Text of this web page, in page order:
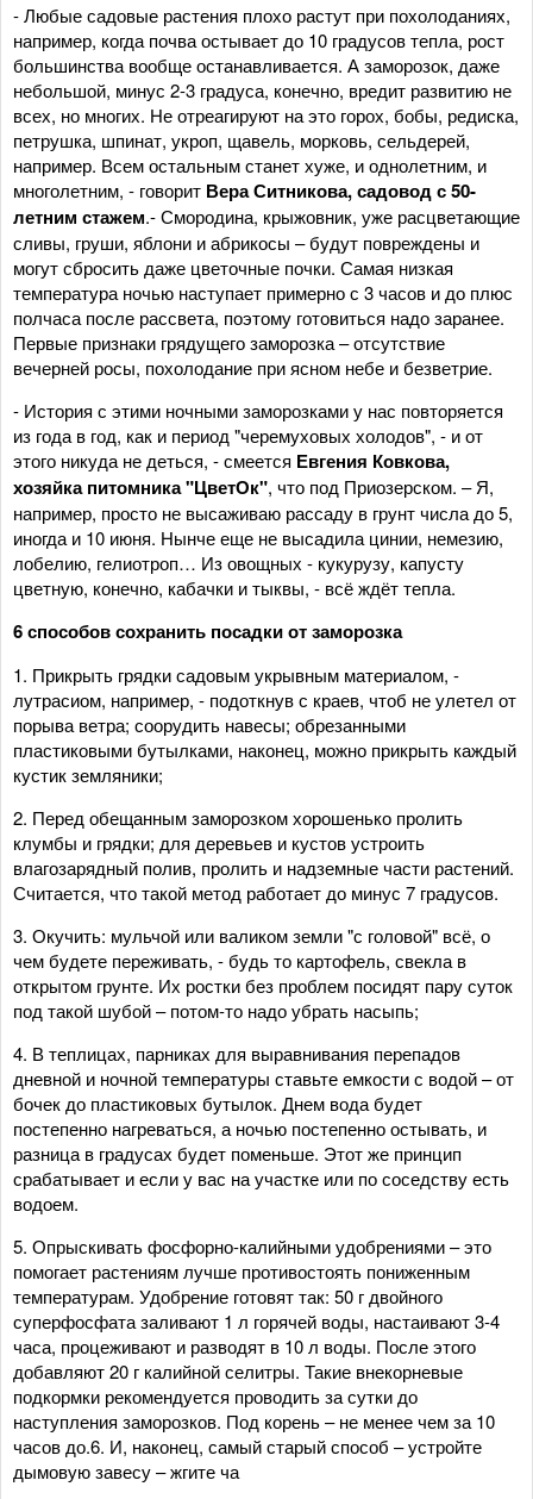
- Любые садовые растения плохо растут при похолоданиях,
например, когда почва остывает до 10 градусов тепла, рост
большинства вообще останавливается. А заморозок, даже
небольшой, минус 2-3 градуса, конечно, вредит развитию не
всех, но многих. Не отреагируют на это горох, бобы, редиска,
петрушка, шпинат, укроп, щавель, морковь, сельдерей,
например. Всем остальным станет хуже, и однолетним, и
многолетним, - говорит Вера Ситникова, садовод с 50-
летним стажем.- Смородина, крыжовник, уже расцветающие
сливы, груши, яблони и абрикосы – будут повреждены и
могут сбросить даже цветочные почки. Самая низкая
температура ночью наступает примерно с 3 часов и до плюс
полчаса после рассвета, поэтому готовиться надо заранее.
Первые признаки грядущего заморозка – отсутствие
вечерней росы, похолодание при ясном небе и безветрие.
- История с этими ночными заморозками у нас повторяется
из года в год, как и период "черемуховых холодов", - и от
этого никуда не деться, - смеется Евгения Ковкова,
хозяйка питомника "ЦветОк", что под Приозерском. – Я,
например, просто не высаживаю рассаду в грунт числа до 5,
иногда и 10 июня. Нынче еще не высадила цинии, немезию,
лобелию, гелиотроп… Из овощных - кукурузу, капусту
цветную, конечно, кабачки и тыквы, - всё ждёт тепла.
6 способов сохранить посадки от заморозка
1. Прикрыть грядки садовым укрывным материалом, -
лутрасиом, например, - подоткнув с краев, чтоб не улетел от
порыва ветра; соорудить навесы; обрезанными
пластиковыми бутылками, наконец, можно прикрыть каждый
кустик земляники;
2. Перед обещанным заморозком хорошенько пролить
клумбы и грядки; для деревьев и кустов устроить
влагозарядный полив, пролить и надземные части растений.
Считается, что такой метод работает до минус 7 градусов.
3. Окучить: мульчой или валиком земли "с головой" всё, о
чем будете переживать, - будь то картофель, свекла в
открытом грунте. Их ростки без проблем посидят пару суток
под такой шубой – потом-то надо убрать насыпь;
4. В теплицах, парниках для выравнивания перепадов
дневной и ночной температуры ставьте емкости с водой – от
бочек до пластиковых бутылок. Днем вода будет
постепенно нагреваться, а ночью постепенно остывать, и
разница в градусах будет поменьше. Этот же принцип
срабатывает и если у вас на участке или по соседству есть
водоем.
5. Опрыскивать фосфорно-калийными удобрениями – это
помогает растениям лучше противостоять пониженным
температурам. Удобрение готовят так: 50 г двойного
суперфосфата заливают 1 л горячей воды, настаивают 3-4
часа, процеживают и разводят в 10 л воды. После этого
добавляют 20 г калийной селитры. Такие внекорневые
подкормки рекомендуется проводить за сутки до
наступления заморозков. Под корень – не менее чем за 10
часов до.6. И, наконец, самый старый способ – устройте
дымовую завесу – жгите ча